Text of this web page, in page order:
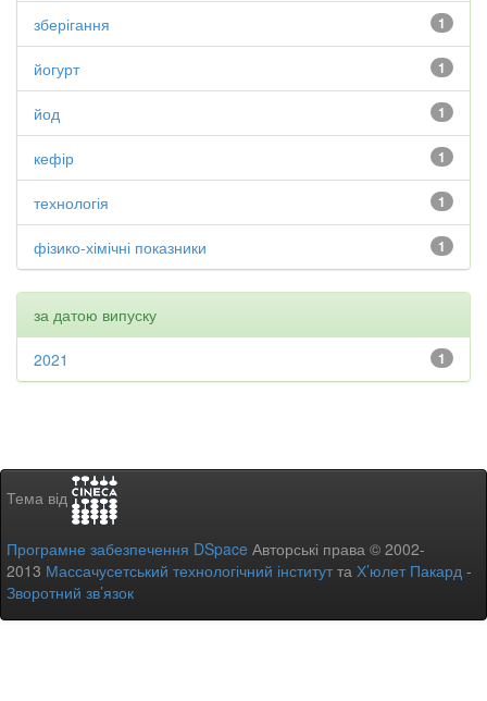
1
зберігання
1
йогурт
1
йод
1
кефір
1
технологія
1
фізико-хімічні показники
за датою випуску
1
2021
Тема від
Програмне забезпечення DSpace Авторські права © 2002-
2013 Массачусетський технологічний інститутта Х’юлет Пакард -
Зворотний зв’язок